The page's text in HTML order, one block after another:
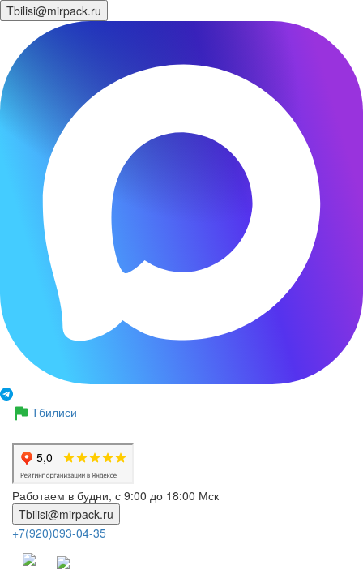
Tbilisi@mirpack.ru
Тбилиси
Работаем в будни, с 9:00 до 18:00 Мск
Tbilisi@mirpack.ru
+7(920)093-04-35